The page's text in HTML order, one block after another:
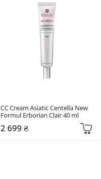
CC Cream Asiatic Centella New
Formul Erborian Clair 40 ml
2 699 ₴